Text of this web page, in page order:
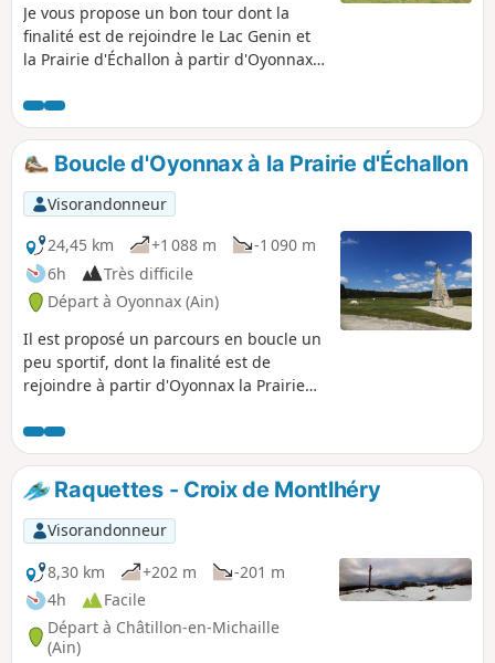
Je vous propose un bon tour dont la
finalité est de rejoindre le Lac Genin et
la Prairie d'Échallon à partir d'Oyonnax.
paysages peuvent rappeler un petit
Canada. La principale difficulté est la
longueur du parcours.
Boucle d'Oyonnax à la Prairie d'Échallon
Visorandonneur
24,45 km
+1 088 m
-1 090 m
6h
Très difficile
Départ à Oyonnax (Ain)
Il est proposé un parcours en boucle un
peu sportif, dont la finalité est de
rejoindre à partir d'Oyonnax la Prairie
Sous les Mousses (et à proximité du lac
de Viry) puis le Mont de la Chaux et la
Pointe de Biez.
Raquettes - Croix de Montlhéry
Visorandonneur
8,30 km
+202 m
-201 m
4h
Facile
Départ à Châtillon-en-Michaille
(Ain)